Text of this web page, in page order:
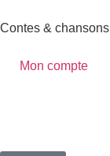
Contes &
Mon compte